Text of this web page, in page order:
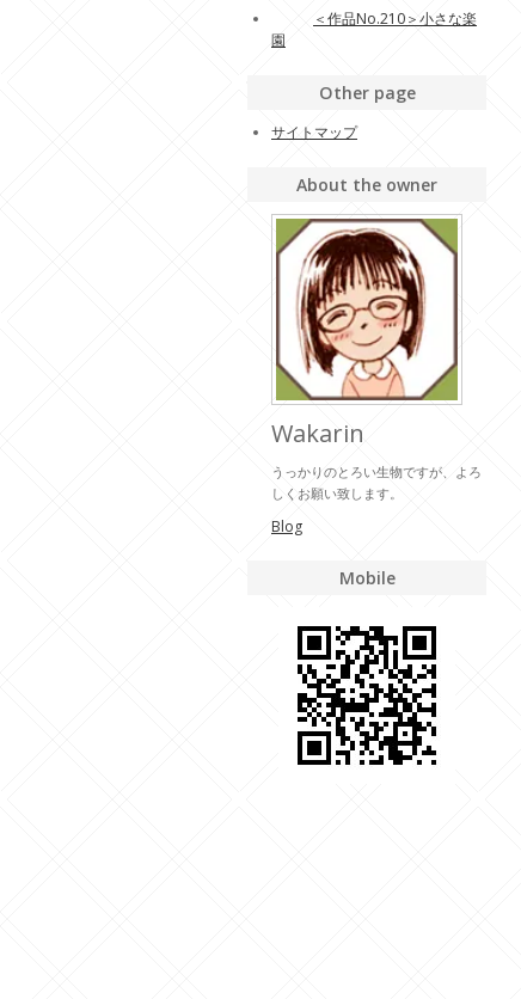
＜作品No.210＞小さな楽
園
Other page
サイトマップ
About the owner
Wakarin
うっかりのとろい生物ですが、よろ
しくお願い致します。
Blog
Mobile